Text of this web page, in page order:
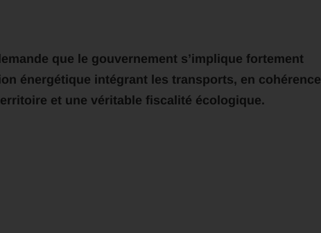
que le gouvernement s’implique fortement
énergétique intégrant les transports, en cohérence
et une véritable fiscalité écologique.